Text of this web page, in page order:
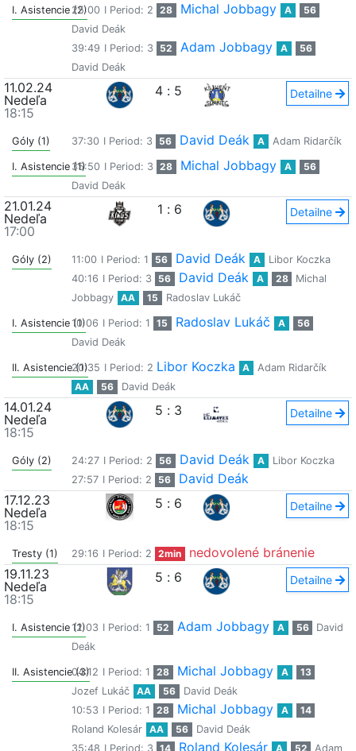
I. Asistencie (2)25:00 I Period: 2 28 Michal Jobbagy A
56
David Deák
39:49 I Period: 3 52 Adam Jobbagy A
56
David Deák
11.02.24
Nedeľa
18:15
4 : 5 Detailne
Góly (1) 37:30 I Period: 3 56 David Deák A Adam Ridarčík
I. Asistencie (1)35:50 I Period: 3 28 Michal Jobbagy A
56
David Deák
21.01.24
Nedeľa
17:00
1 : 6 Detailne
Góly (2) 11:00 I Period: 1 56 David Deák A
Libor Koczka
40:16 I Period: 3 56 David Deák A 28
Michal
Jobbagy
AA 15 Radoslav Lukáč
I. Asistencie (1)10:06 I Period: 1 15 Radoslav Lukáč A
56
David Deák
II. Asistencie (1)
20:35 I Period: 2 Libor Koczka A
Adam Ridarčík
AA
56 David Deák
14.01.24
Nedeľa
18:15
5 : 3 Detailne
Góly (2) 24:27 I Period: 2 56 David Deák A
Libor Koczka
27:57 I Period: 2 56
David Deák
17.12.23
Nedeľa
18:15
5 : 6 Detailne
Tresty (1) 29:16 I Period: 2 2min
nedovolené bránenie
19.11.23
Nedeľa
18:15
5 : 6 Detailne
I. Asistencie (1)12:03 I Period: 1 52 Adam Jobbagy A 56
David
Deák
II. Asistencie (3)
04:12 I Period: 1 28 Michal Jobbagy A
13
Jozef Lukáč
AA 56
David Deák
10:53 I Period: 1 28 Michal Jobbagy A
14
Roland Kolesár
AA 56
David Deák
35:48 I Period: 3 14 Roland Kolesár A 52
Adam